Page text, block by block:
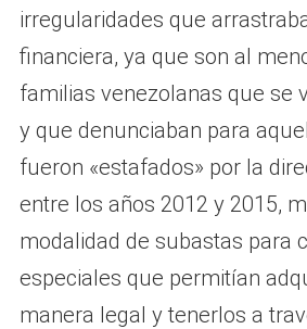
irregularidades que
financiera, ya que son al
familias venezolanas que se
y que denunciaban para
fueron «estafados» por la
entre los años 2012 y 2015,
modalidad de subastas para
especiales que permitían
manera legal y tenerlos a